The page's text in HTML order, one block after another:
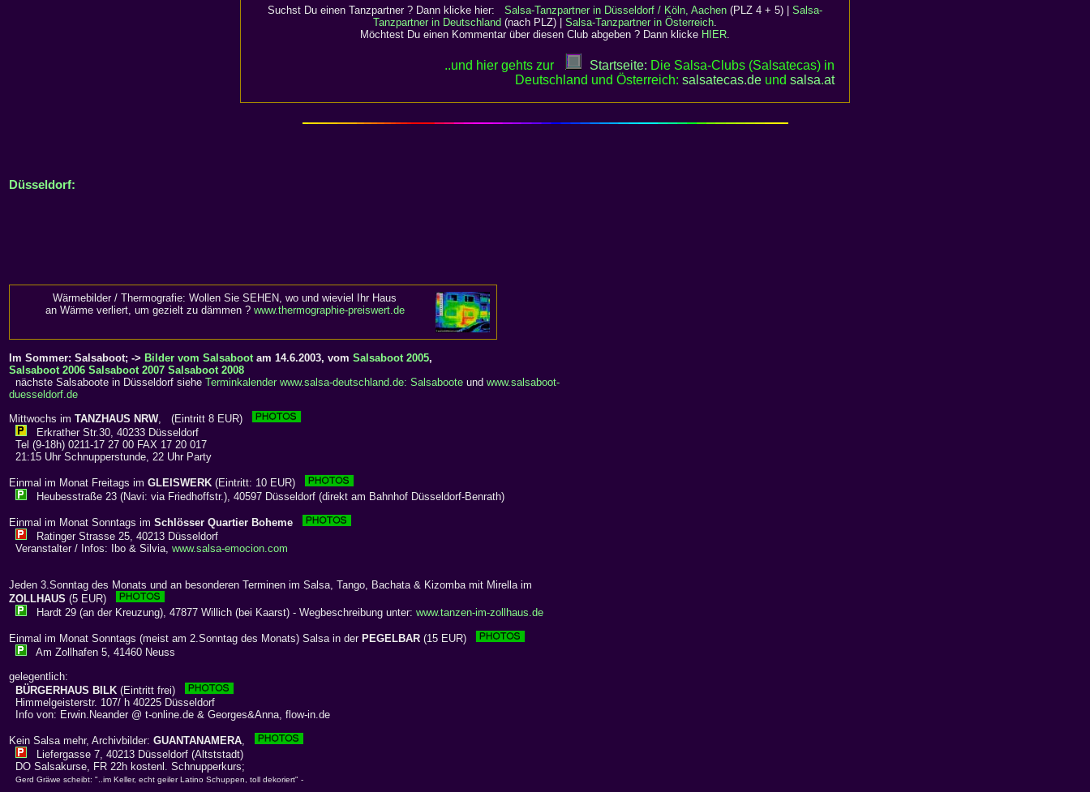
Suchst Du einen Tanzpartner? Dann klicke hier: Salsa-Tanzpartner in Düsseldorf / Köln, Aachen (PLZ 4 + 5) | Salsa-
Tanzpartner in Deutschland (nach PLZ) | Salsa-Tanzpartner in Österreich.
Möchtest Du einen Kommentar über diesen Club abgeben ? Dann klicke HIER.
..und hier gehts zur Startseite: Die Salsa-Clubs (Salsatecas) in
Deutschland und Österreich: salsatecas.de und salsa.at
Düsseldorf:
Wärmebilder / Thermografie: Wollen Sie SEHEN, wo und wieviel Ihr Haus
an Wärme verliert, um gezielt zu dämmen ? www.thermographie-preiswert.de
Im Sommer: Salsaboot; -> Bilder vom Salsabootam 14.6.2003, vom Salsaboot 2005,
Salsaboot 2006 Salsaboot 2007 Salsaboot 2008
nächste Salsaboote in Düsseldorf siehe Terminkalender www.salsa-deutschland.de: Salsaboote und www.salsaboot-
duesseldorf.de
Mittwochs im TANZHAUS NRW, (Eintritt 8 EUR)
Erkrather Str.30, 40233 Düsseldorf
Tel (9-18h) 0211-17 27 00 FAX 17 20 017
21:15 Uhr Schnupperstunde, 22 Uhr Party
Einmal im Monat Freitags im GLEISWERK (Eintritt: 10 EUR)
Heubesstraße 23 (Navi: via Friedhoffstr.), 40597 Düsseldorf (direkt am Bahnhof Düsseldorf-Benrath)
Einmal im Monat Sonntags im Schlösser Quartier Boheme
Ratinger Strasse 25, 40213 Düsseldorf
Veranstalter / Infos: Ibo & Silvia, www.salsa-emocion.com
Jeden 3.Sonntag des Monats und an besonderen Terminen im Salsa, Tango, Bachata & Kizomba mit Mirella im
ZOLLHAUS (5 EUR)
Hardt 29 (an der Kreuzung), 47877 Willich (bei Kaarst) - Wegbeschreibung unter: www.tanzen-im-zollhaus.de
Einmal im Monat Sonntags (meist am 2.Sonntag des Monats) Salsa in der PEGELBAR (15 EUR)
Am Zollhafen 5, 41460 Neuss
gelegentlich:
BÜRGERHAUS BILK (Eintritt frei)
Himmelgeisterstr. 107/ h 40225 Düsseldorf
Info von: Erwin.Neander @ t-online.de & Georges&Anna, flow-in.de
Kein Salsa mehr, Archivbilder: GUANTANAMERA,
Liefergasse 7, 40213 Düsseldorf (Altststadt)
DO Salsakurse, FR 22h kostenl. Schnupperkurs;
Gerd Gräwe scheibt: "..im Keller, echt geiler Latino Schuppen, toll dekoriert" -